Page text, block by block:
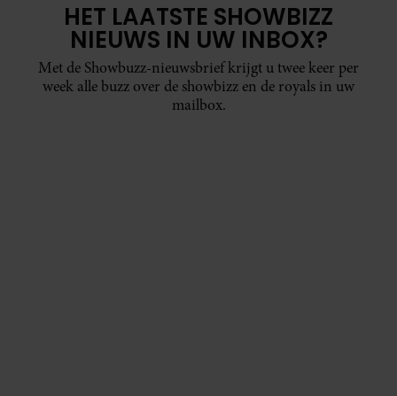
HET LAATSTE SHOWBIZZ
NIEUWS IN UW INBOX?
Met de Showbuzz-nieuwsbrief krijgt u twee keer per
week alle buzz over de showbizz en de royals in uw
mailbox.